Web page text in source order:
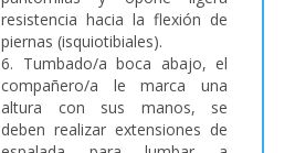
resistencia hacia la flexión de
piernas (isquiotibiales).
6. Tumbado/a boca abajo, el
compañero/a le marca una
altura con sus manos, se
deben realizar extensiones de